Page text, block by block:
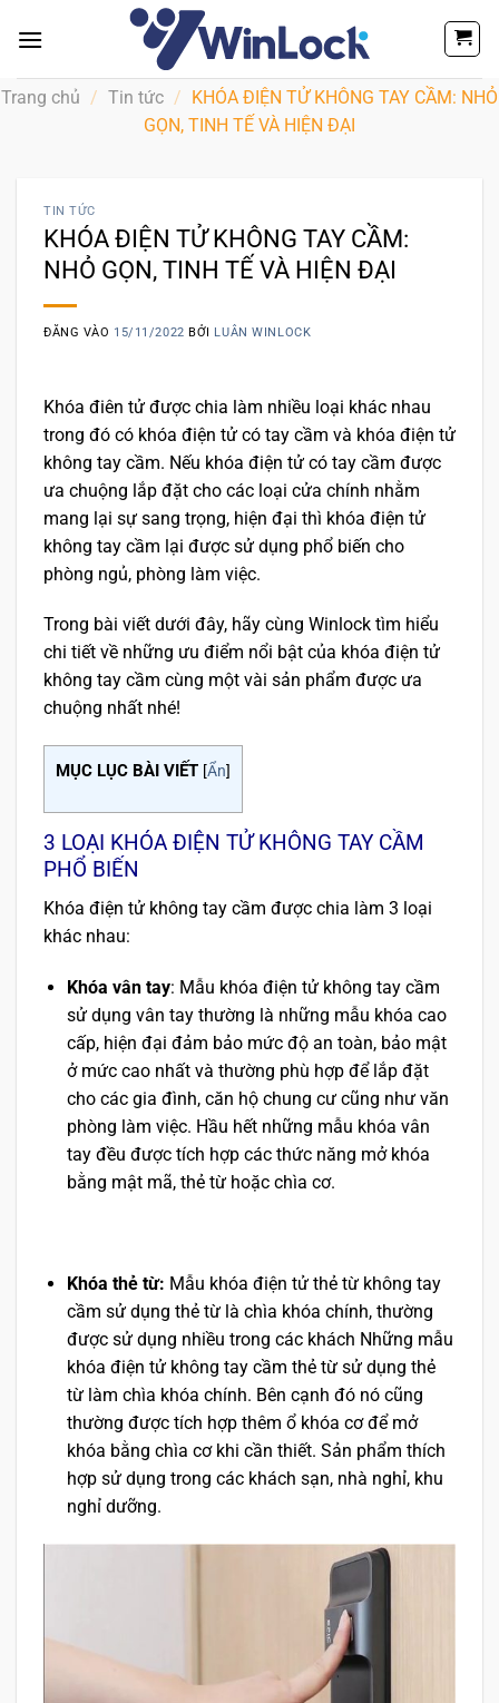
qua
dung
Trang chủ / Tin tức / KHÓA ĐIỆN TỬ KHÔNG TAY CẦM: NHỎ
GỌN, TINH TẾ VÀ HIỆN ĐẠI
TIN TỨC
KHÓA ĐIỆN TỬ KHÔNG TAY CẦM:
NHỎ GỌN, TINH TẾ VÀ HIỆN ĐẠI
ĐĂNG VÀO 15/11/2022 BỞI LUÂN WINLOCK
Khóa điên tử được chia làm nhiều loại khác nhau
trong đó có khóa điện tử có tay cầm và khóa điện tử
không tay cầm. Nếu khóa điện tử có tay cầm được
ưa chuộng lắp đặt cho các loại cửa chính nhằm
mang lại sự sang trọng, hiện đại thì khóa điện tử
không tay cầm lại được sử dụng phổ biến cho
phòng ngủ, phòng làm việc.
Trong bài viết dưới đây, hãy cùng Winlock tìm hiểu
chi tiết về những ưu điểm nổi bật của khóa điện tử
không tay cầm cùng một vài sản phẩm được ưa
chuộng nhất nhé!
MỤC LỤC BÀI VIẾT [Ẩn]
3 LOẠI KHÓA ĐIỆN TỬ KHÔNG TAY CẦM
PHỔ BIẾN
Khóa điện tử không tay cầm được chia làm 3 loại
khác nhau:
Khóa vân tay: Mẫu khóa điện tử không tay cầm
sử dụng vân tay thường là những mẫu khóa cao
cấp, hiện đại đảm bảo mức độ an toàn, bảo mật
ở mức cao nhất và thường phù hợp để lắp đặt
cho các gia đình, căn hộ chung cư cũng như văn
phòng làm việc. Hầu hết những mẫu khóa vân
tay đều được tích hợp các thức năng mở khóa
bằng mật mã, thẻ từ hoặc chìa cơ.
Khóa thẻ từ: Mẫu khóa điện tử thẻ từ không tay
cầm sử dụng thẻ từ là chìa khóa chính, thường
được sử dụng nhiều trong các khách Những mẫu
khóa điện tử không tay cầm thẻ từ sử dụng thẻ
từ làm chìa khóa chính. Bên cạnh đó nó cũng
thường được tích hợp thêm ổ khóa cơ để mở
khóa bằng chìa cơ khi cần thiết. Sản phẩm thích
hợp sử dụng trong các khách sạn, nhà nghỉ, khu
nghỉ dưỡng.